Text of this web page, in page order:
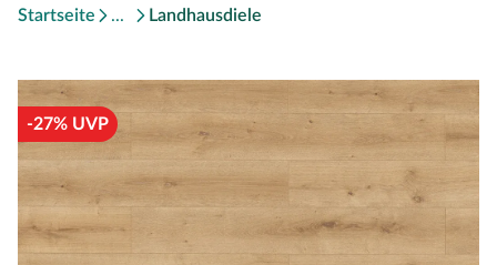
Startseite Landhausdiele
-27% UVP